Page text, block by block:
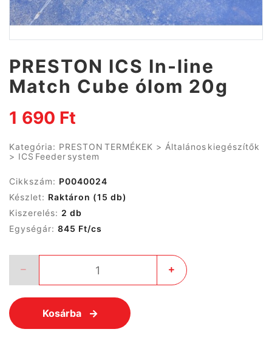
PRESTON ICS In-line
Match Cube ólom 20g
1 690 Ft
Kategória: PRESTON TERMÉKEK > Általános kiegészítők
> ICS Feeder system
Cikkszám: P0040024
Készlet: Raktáron (15 db)
Kiszerelés: 2 db
Egységár: 845 Ft/cs
Kosárba